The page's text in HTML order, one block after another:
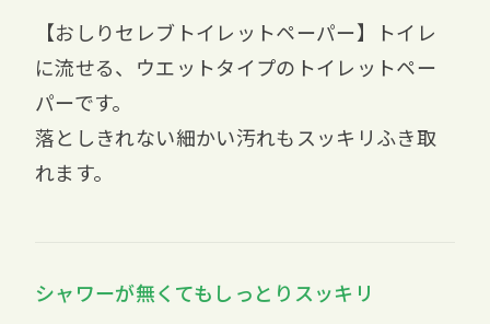
【おしりセレブトイレットペーパー】トイレ
に流せる、ウエットタイプのトイレットペー
パーです。
落としきれない細かい汚れもスッキリふき取
れます。
シャワーが無くてもしっとりスッキリ